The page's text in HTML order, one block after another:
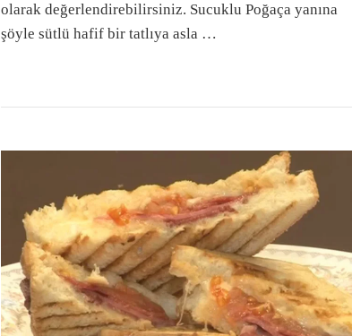
olarak değerlendirebilirsiniz. Sucuklu Poğaça yanına
şöyle sütlü hafif bir tatlıya asla …